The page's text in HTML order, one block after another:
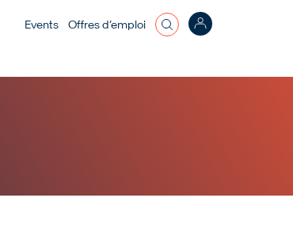
Top bar menu
Events Offres d’emploi